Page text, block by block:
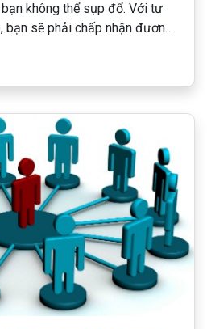
không thể sụp đổ. Với tư
bạn sẽ phải chấp nhận đương